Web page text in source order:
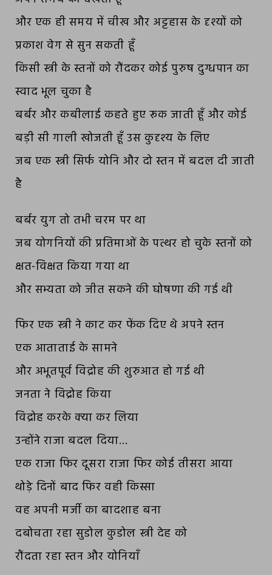
और एक ही समय में चीख और अट्टहास के दृश्यों को
प्रकाश वेग से सुन सकती हूँ
किसी स्त्री के स्तनों को रौंदकर कोई पुरुष दुग्धपान का
स्वाद भूल चुका है
बर्बर और कबीलाई कहते हुए रूक जाती हूँ और कोई
बड़ी सी गाली खोजती हूँ उस कुदृश्य के लिए
जब एक स्त्री सिर्फ योनि और दो स्तन में बदल दी जाती
है
बर्बर युग तो तभी चरम पर था
जब योगनियों की प्रतिमाओं के पत्थर हो चुके स्तनों को
क्षत-विक्षत किया गया था
और सभ्यता को जीत सकने की घोषणा की गई थी
फिर एक स्त्री ने काट कर फेंक दिए थे अपने स्तन
एक आताताई के सामने
और अभूतपूर्व विद्रोह की शुरुआत हो गई थी
जनता ने विद्रोह किया
विद्रोह करके क्या कर लिया
उन्होंने राजा बदल दिया…
एक राजा फिर दूसरा राजा फिर कोई तीसरा आया
थोड़े दिनों बाद फिर वही किस्सा
वह अपनी मर्जी का बादशाह बना
दबोचता रहा सुडोल कुडोल स्त्री देह को
रौंदता रहा स्तन और योनियाँ